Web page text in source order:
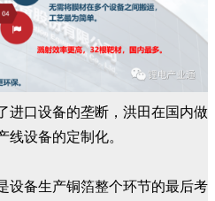
进口设备的垄断，洪田在国内做
线设备的定制化。
设备生产铜箔整个环节的最后考